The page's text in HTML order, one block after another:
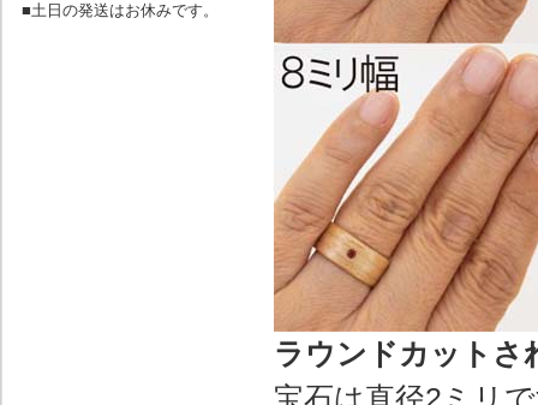
ラウンドカットさ
宝石は直径2ミリ
■土日の発送はお休みです。